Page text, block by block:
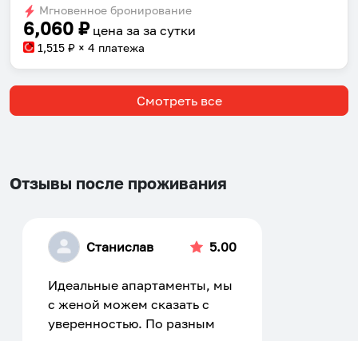
changing
dates.
changing
dates.
Мгновенное бронирование
6,060 ₽ цена за за сутки
1,515 ₽ × 4 платежа
Смотреть все
Отзывы после проживания
Станислав 5.00
Идеальные апартаменты, мы
с женой можем сказать с
уверенностью. По разным